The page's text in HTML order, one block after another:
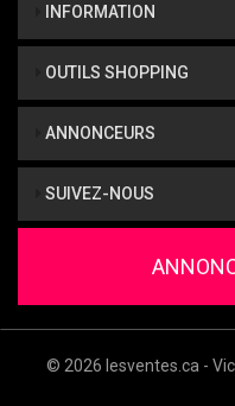
INFORMATION
OUTILS SHOPPING
ANNONCEURS
SUIVEZ-NOUS
© 2026 lesventes.ca -